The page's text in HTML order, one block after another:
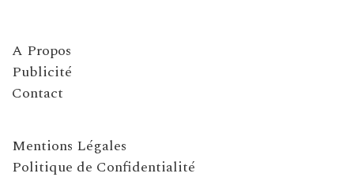
A Propos
Publicité
Contact
Mentions Légales
Politique de Confidentialité